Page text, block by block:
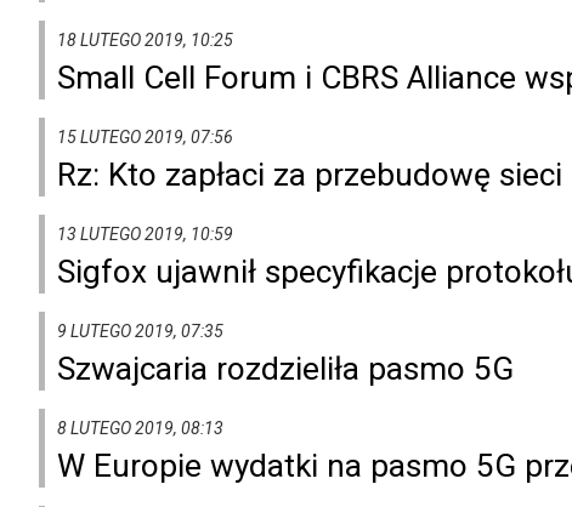
18 LUTEGO 2019, 10:25
Small Cell Forum i CBRS Alliance
15 LUTEGO 2019, 07:56
Rz: Kto zapłaci za przebudowę
13 LUTEGO 2019, 10:59
Sigfox ujawnił specyfikacje
9 LUTEGO 2019, 07:35
Szwajcaria rozdzieliła pasmo 5G
8 LUTEGO 2019, 08:13
W Europie wydatki na pasmo 5G